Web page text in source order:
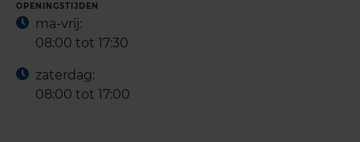
OPENINGSTIJDEN
ma-vrij:
08:00 tot 17:30
zaterdag:
08:00 tot 17:00